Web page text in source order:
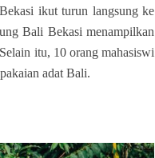
ikut turun langsung ke
Bali Bekasi menampilkan
elain itu, 10 orang mahasiswi
adat Bali.